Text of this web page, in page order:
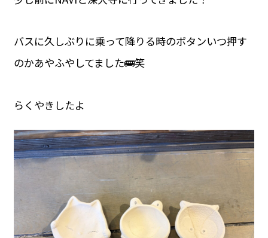
バスに久しぶりに乗って降りる時のボタンいつ押す
のかあやふやしてました🚌笑
らくやきしたよ